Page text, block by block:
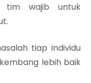
tim wajib untuk
tiap individu
lebih baik